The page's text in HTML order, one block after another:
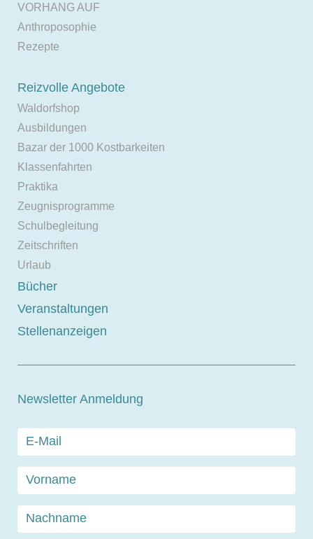
VORHANG AUF
Anthroposophie
Rezepte
Reizvolle Angebote
Waldorfshop
Ausbildungen
Bazar der 1000 Kostbarkeiten
Klassenfahrten
Praktika
Zeugnisprogramme
Schulbegleitung
Zeitschriften
Urlaub
Bücher
Veranstaltungen
Stellenanzeigen
Newsletter Anmeldung